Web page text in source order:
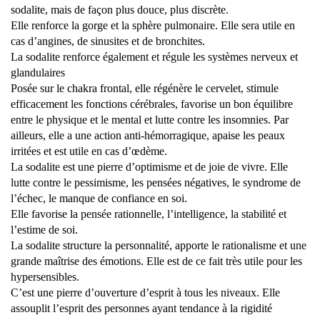
sodalite, mais de façon plus douce, plus discrète.
Elle renforce la gorge et la sphère pulmonaire. Elle sera utile en
cas d’angines, de sinusites et de bronchites.
La sodalite renforce également et régule les systèmes nerveux et
glandulaires
Posée sur le chakra frontal, elle régénère le cervelet, stimule
efficacement les fonctions cérébrales, favorise un bon équilibre
entre le physique et le mental et lutte contre les insomnies. Par
ailleurs, elle a une action anti-hémorragique, apaise les peaux
irritées et est utile en cas d’œdème.
La sodalite est une pierre d’optimisme et de joie de vivre. Elle
lutte contre le pessimisme, les pensées négatives, le syndrome de
l’échec, le manque de confiance en soi.
Elle favorise la pensée rationnelle, l’intelligence, la stabilité et
l’estime de soi.
La sodalite structure la personnalité, apporte le rationalisme et une
grande maîtrise des émotions. Elle est de ce fait très utile pour les
hypersensibles.
C’est une pierre d’ouverture d’esprit à tous les niveaux. Elle
assouplit l’esprit des personnes ayant tendance à la rigidité